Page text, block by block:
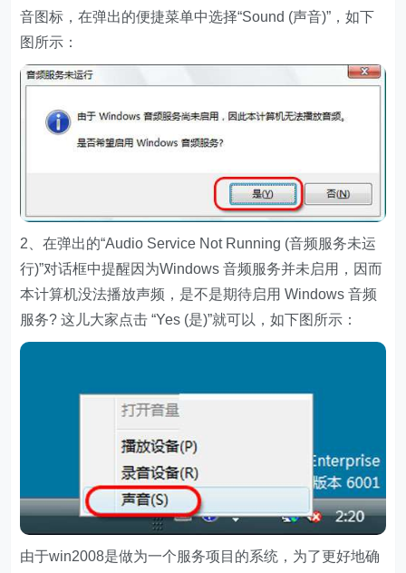
音图标，在弹出的便捷菜单中选择“Sound (声音)”，如下
图所示：
2、在弹出的“Audio Service Not Running (音频服务未运
行)”对话框中提醒因为Windows 音频服务并未启用，因而
本计算机没法播放声频，是不是期待启用 Windows 音频
服务? 这儿大家点击 “Yes (是)”就可以，如下图所示：
由于win2008是做为一个服务项目的系统，为了更好地确